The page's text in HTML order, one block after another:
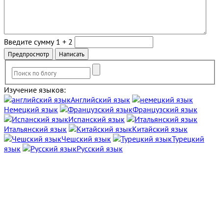
Введите сумму 1 + 2
Изучение языков:
Английский язык
Немецкий язык
Французский язык
Испанский язык
Итальянский язык
Китайский язык
Чешский язык
Турецкий
язык
Русский язык